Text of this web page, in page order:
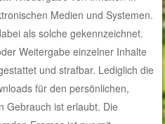
Medien und Systemen.
als solche gekennzeichnet.
Weitergabe einzelner Inhalte
und strafbar. Lediglich die
für den persönlichen,
Gebrauch ist erlaubt. Die